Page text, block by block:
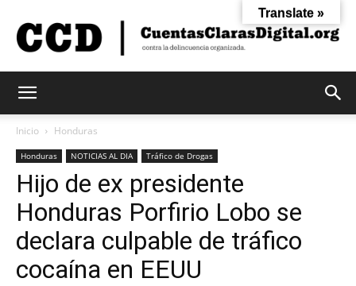
Claras
Digital
Inicio Honduras
Honduras NOTICIAS AL DIA Tráfico de Drogas
Hijo de ex presidente
Honduras Porfirio Lobo se
declara culpable de tráfico
cocaína en EEUU
Translate »